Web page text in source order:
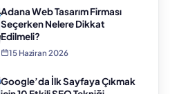
Adana Web Tasarım Firması
Seçerken Nelere Dikkat
Edilmeli?
15 Haziran 2026
Google’da İlk Sayfaya Çıkmak